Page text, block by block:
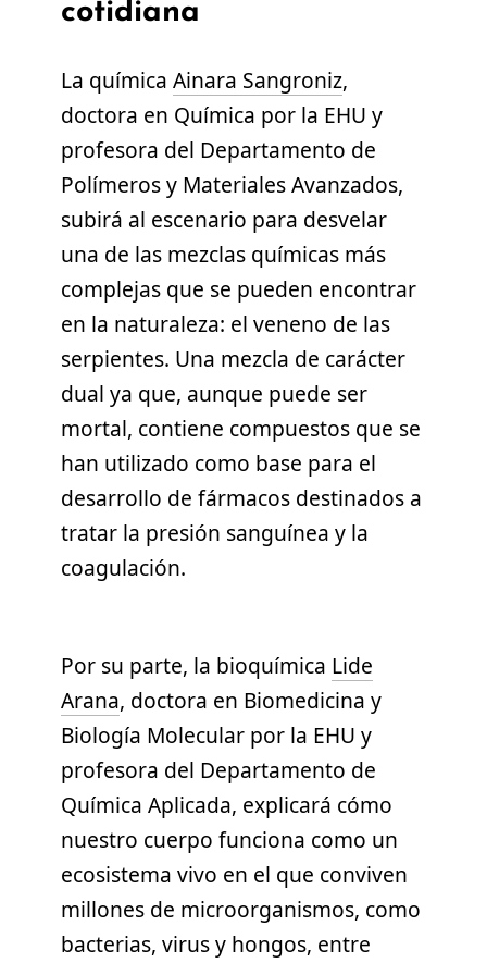
cotidiana
La química Ainara Sangroniz,
doctora en Química por la EHU y
profesora del Departamento de
Polímeros y Materiales Avanzados,
subirá al escenario para desvelar
una de las mezclas químicas más
complejas que se pueden encontrar
en la naturaleza: el veneno de las
serpientes. Una mezcla de carácter
dual ya que, aunque puede ser
mortal, contiene compuestos que se
han utilizado como base para el
desarrollo de fármacos destinados a
tratar la presión sanguínea y la
coagulación.
Por su parte, la bioquímica Lide
Arana, doctora en Biomedicina y
Biología Molecular por la EHU y
profesora del Departamento de
Química Aplicada, explicará cómo
nuestro cuerpo funciona como un
ecosistema vivo en el que conviven
millones de microorganismos, como
bacterias, virus y hongos, entre